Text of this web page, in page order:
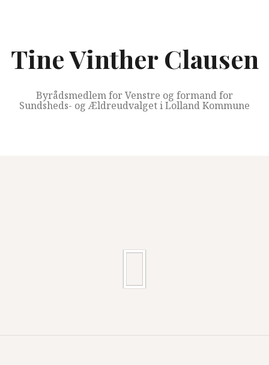
Tine Vinther Clausen
Byrådsmedlem for Venstre og formand for
Sundsheds- og Ældreudvalget i Lolland Kommune